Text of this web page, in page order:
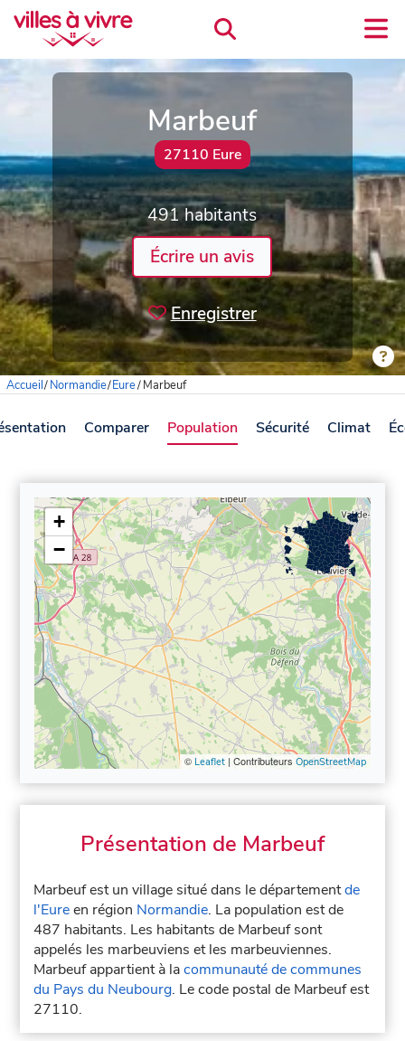
Marbeuf
27110 Eure
491 habitants
Écrire un avis
Enregistrer
Accueil/Normandie/Eure/Marbeuf
Comparer Population Sécurité Climat
+
−
© Leaflet| Contributeurs OpenStreetMap
Présentation de Marbeuf
Marbeuf est un village situé dans le départementde
l'Eureen région Normandie. La population est de
487 habitants. Les habitants de Marbeuf sont
appelés les marbeuviens et les marbeuviennes.
Marbeuf appartient à lacommunauté de communes
du Pays du Neubourg. Le code postal de Marbeuf est
27110.